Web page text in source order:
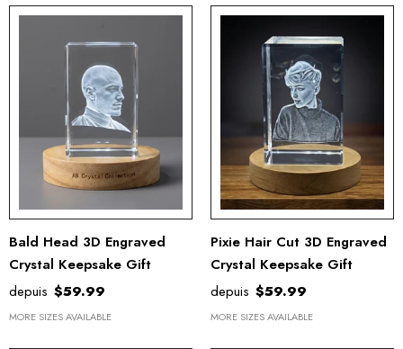
Bald Head 3D Engraved
Crystal Keepsake Gift
depuis $59.99
MORE SIZES AVAILABLE
Pixie Hair Cut 3D Engraved
Crystal Keepsake Gift
depuis $59.99
MORE SIZES AVAILABLE